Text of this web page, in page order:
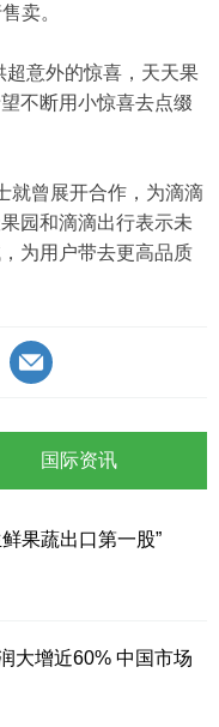
卖。
超意外的惊喜，天天果
不断用小惊喜去点缀
就曾展开合作，为滴滴
园和滴滴出行表示未
为用户带去更高品质
果蔬出口第一股”
大增近60% 中国市场
国际资讯